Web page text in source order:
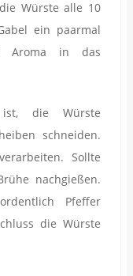
Würste alle 10
ein paarmal
Aroma in das
die Würste
schneiden.
Sollte
nachgießen.
Pfeffer
die Würste